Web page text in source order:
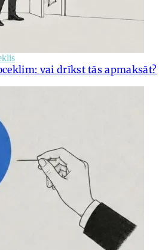
vai drīkst tās apmaksāt?